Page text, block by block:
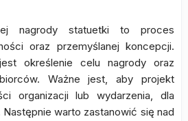
nagrody statuetki to proces
oraz przemyślanej koncepcji.
określenie celu nagrody oraz
Ważne jest, aby projekt
organizacji lub wydarzenia, dla
warto zastanowić się nad